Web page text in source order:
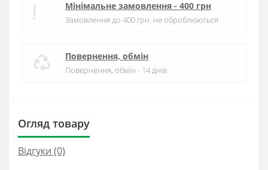
Мінімальне замовлення - 400 грн
Замовлення до 400 грн. не оброблюються
Повернення, обмін
Повернення, обмін - 14 днів
Огляд товару
Відгуки (0)